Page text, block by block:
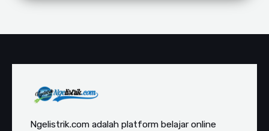
Ngelistrik.com adalah platform belajar online